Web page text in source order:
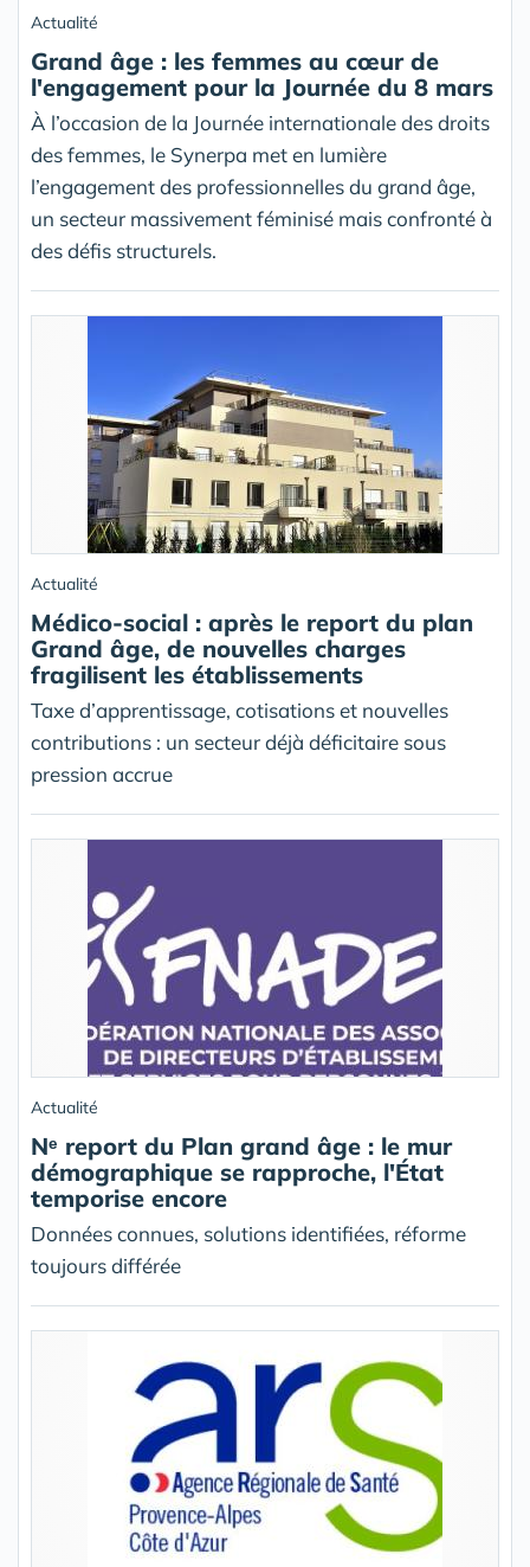
Actualité
Grand âge : les femmes au cœur de
l'engagement pour la Journée du 8 mars
À l’occasion de la Journée internationale des droits
des femmes, le Synerpa met en lumière
l’engagement des professionnelles du grand âge,
un secteur massivement féminisé mais confronté à
des défis structurels.
Actualité
Médico-social : après le report du plan
Grand âge, de nouvelles charges
fragilisent les établissements
Taxe d’apprentissage, cotisations et nouvelles
contributions : un secteur déjà déficitaire sous
pression accrue
Actualité
Nᵉ report du Plan grand âge : le mur
démographique se rapproche, l'État
temporise encore
Données connues, solutions identifiées, réforme
toujours différée